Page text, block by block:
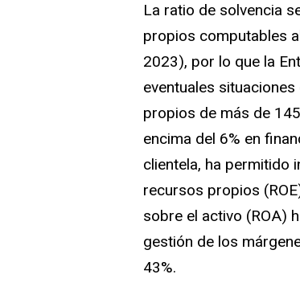
La ratio de solvencia
propios computables
2023), por lo que la
eventuales
propios de más de
encima del 6% en
clientela, ha permitido
recursos propios
sobre el activo (ROA)
gestión de los
43%.